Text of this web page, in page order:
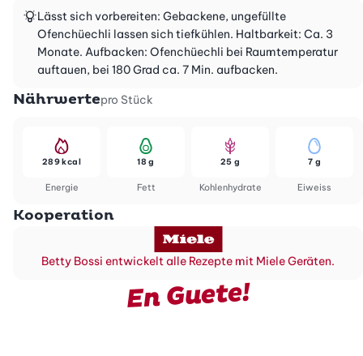
Lässt sich vorbereiten: Gebackene, ungefüllte
Ofenchüechli lassen sich tiefkühlen. Haltbarkeit: Ca. 3
Monate. Aufbacken: Ofenchüechli bei Raumtemperatur
auftauen, bei 180 Grad ca. 7 Min. aufbacken.
Nährwertepro Stück
Energie
289 kcal
Fett
18 g
Kohlenhydrate
25 g
Eiweiss
7 g
Kooperation
Betty Bossi entwickelt alle Rezepte mit Miele Geräten.
En Guete!